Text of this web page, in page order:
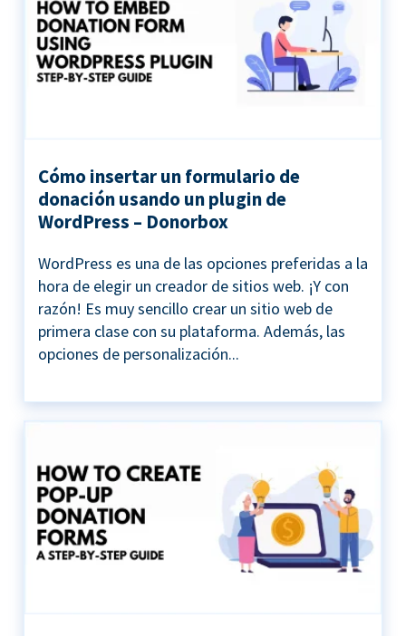
Cómo insertar un formulario de
donación usando un plugin de
WordPress – Donorbox
WordPress es una de las opciones preferidas a la
hora de elegir un creador de sitios web. ¡Y con
razón! Es muy sencillo crear un sitio web de
primera clase con su plataforma. Además, las
opciones de personalización...